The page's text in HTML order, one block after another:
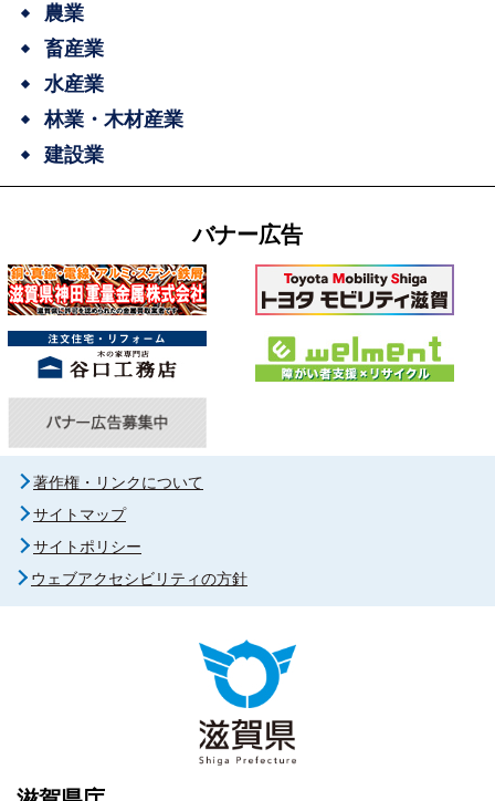
農業
畜産業
水産業
林業・木材産業
建設業
バナー広告
著作権・リンクについて
サイトマップ
サイトポリシー
ウェブアクセシビリティの方針